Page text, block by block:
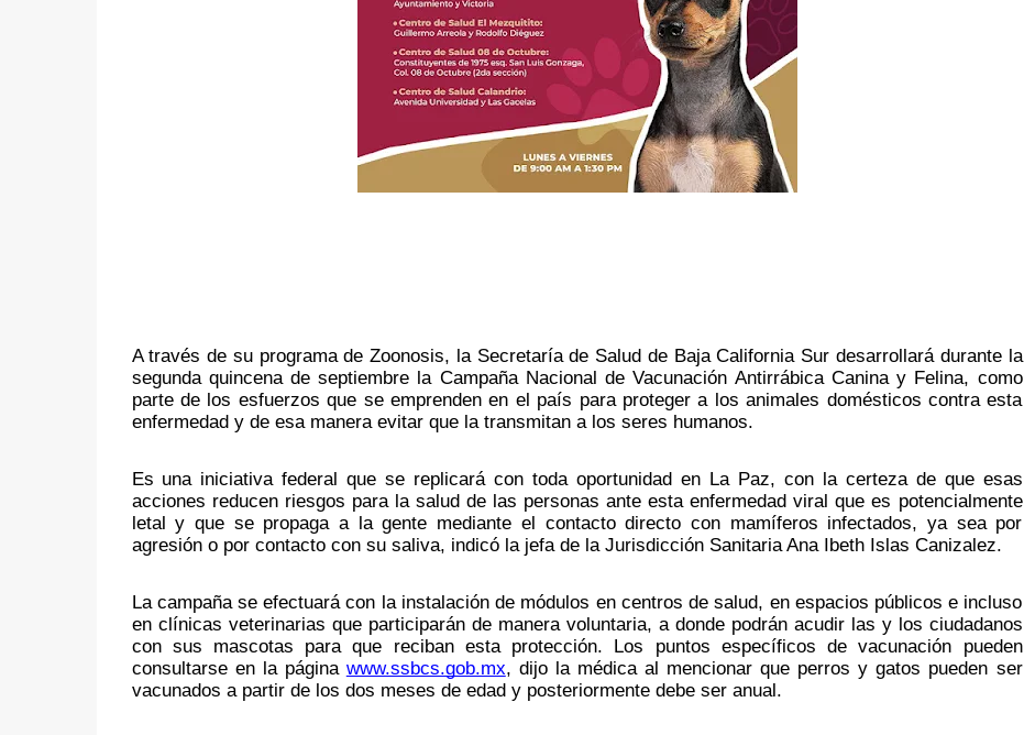
A través de su programa de Zoonosis, la Secretaría de Salud de Baja California Sur desarrollará durante la
segunda quincena de septiembre la Campaña Nacional de Vacunación Antirrábica Canina y Felina, como
parte de los esfuerzos que se emprenden en el país para proteger a los animales domésticos contra esta
enfermedad y de esa manera evitar que la transmitan a los seres humanos.
Es una iniciativa federal que se replicará con toda oportunidad en La Paz, con la certeza de que esas
acciones reducen riesgos para la salud de las personas ante esta enfermedad viral que es potencialmente
letal y que se propaga a la gente mediante el contacto directo con mamíferos infectados, ya sea por
agresión o por contacto con su saliva, indicó la jefa de la Jurisdicción Sanitaria Ana Ibeth Islas Canizalez.
La campaña se efectuará con la instalación de módulos en centros de salud, en espacios públicos e incluso
en clínicas veterinarias que participarán de manera voluntaria, a donde podrán acudir las y los ciudadanos
con sus mascotas para que reciban esta protección. Los puntos específicos de vacunación pueden
consultarse en la página www.ssbcs.gob.mx, dijo la médica al mencionar que perros y gatos pueden ser
vacunados a partir de los dos meses de edad y posteriormente debe ser anual.